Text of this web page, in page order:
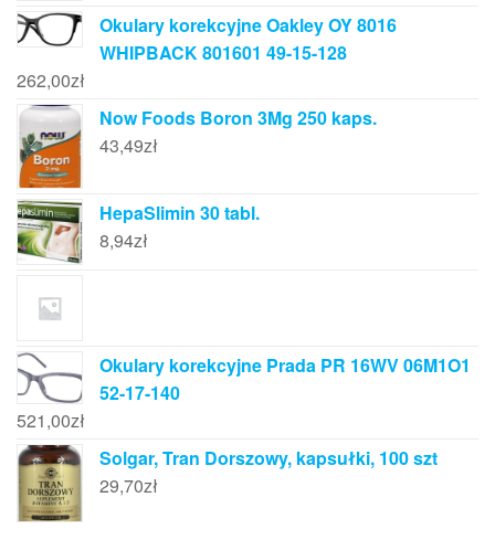
Okulary korekcyjne Oakley OY 8016
WHIPBACK 801601 49-15-128
262,00zł
Now Foods Boron 3Mg 250 kaps.
43,49zł
HepaSlimin 30 tabl.
8,94zł
Okulary korekcyjne Prada PR 16WV 06M1O1
52-17-140
521,00zł
Solgar, Tran Dorszowy, kapsułki, 100 szt
29,70zł